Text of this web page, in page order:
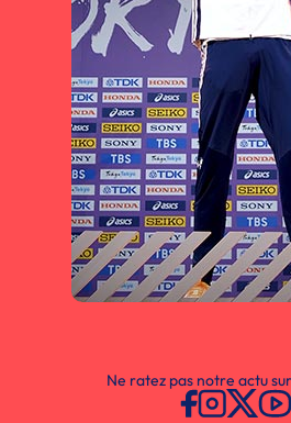
Ne ratez pas notre actu